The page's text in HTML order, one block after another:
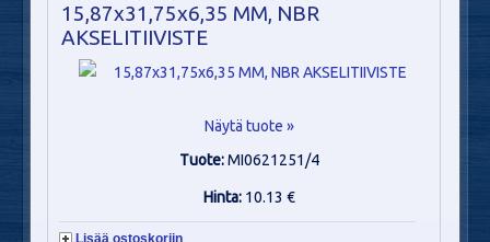
15,87x31,75x6,35 MM, NBR
AKSELITIIVISTE
Näytä tuote »
Tuote:MI0621251/4
Hinta: 10.13 €